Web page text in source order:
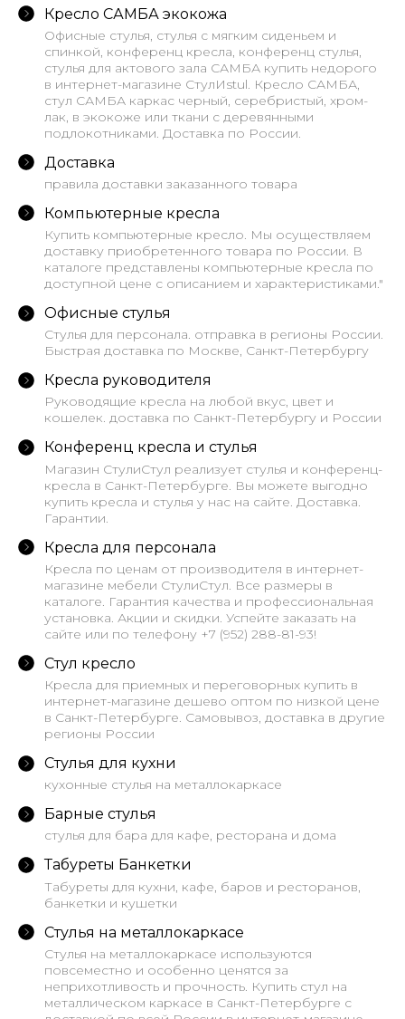
Кресло САМБА экокожа
Офисные стулья, стулья с мягким сиденьем и
спинкой, конференц кресла, конференц стулья,
стулья для актового зала САМБА купить недорого
в интернет-магазине СтулИstul. Кресло САМБА,
стул САМБА каркас черный, серебристый, хром-
лак, в экокоже или ткани с деревянными
подлокотниками. Доставка по России.
Доставка
правила доставки заказанного товара
Компьютерные кресла
Купить компьютерные кресло. Мы осуществляем
доставку приобретенного товара по России. В
каталоге представлены компьютерные кресла по
доступной цене с описанием и характеристиками."
Офисные стулья
Стулья для персонала. отправка в регионы России.
Быстрая доставка по Москве, Санкт-Петербургу
Кресла руководителя
Руководящие кресла на любой вкус, цвет и
кошелек. доставка по Санкт-Петербургу и России
Конференц кресла и стулья
Магазин СтулиСтул реализует стулья и конференц-
кресла в Санкт-Петербурге. Вы можете выгодно
купить кресла и стулья у нас на сайте. Доставка.
Гарантии.
Кресла для персонала
Кресла по ценам от производителя в интернет-
магазине мебели СтулиСтул. Все размеры в
каталоге. Гарантия качества и профессиональная
установка. Акции и скидки. Успейте заказать на
сайте или по телефону +7 (952) 288-81-93!
Стул кресло
Кресла для приемных и переговорных купить в
интернет-магазине дешево оптом по низкой цене
в Санкт-Петербурге. Самовывоз, доставка в другие
регионы России
Стулья для кухни
кухонные стулья на металлокаркасе
Барные стулья
стулья для бара для кафе, ресторана и дома
Табуреты Банкетки
Табуреты для кухни, кафе, баров и ресторанов,
банкетки и кушетки
Стулья на металлокаркасе
Стулья на металлокаркасе используются
повсеместно и особенно ценятся за
неприхотливость и прочность. Купить стул на
металлическом каркасе в Санкт-Петербурге с